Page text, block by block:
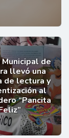
de
llevó una
de lectura y
al
“Pancita